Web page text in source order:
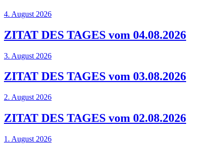
4. August 2026
ZITAT DES TAGES vom 04.08.2026
3. August 2026
ZITAT DES TAGES vom 03.08.2026
2. August 2026
ZITAT DES TAGES vom 02.08.2026
1. August 2026